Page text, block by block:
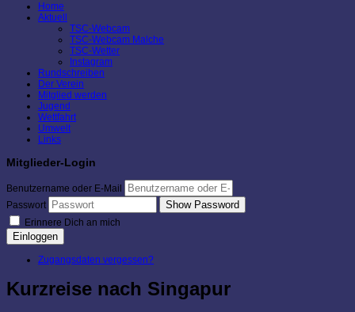
Home
Aktuell
TSC-Webcam
TSC-Webcam Malche
TSC-Wetter
Instagram
Rundschreiben
Der Verein
Mitglied werden
Jugend
Wettfahrt
Umwelt
Links
Mitglieder-Login
Benutzername oder E-Mail
Passwort
Show Password
Erinnere Dich an mich
Einloggen
Zugangsdaten vergessen?
Kurzreise nach Singapur